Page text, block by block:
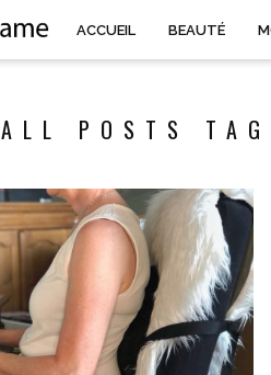
ACCUEIL BEAUTÉ
ALL POSTS